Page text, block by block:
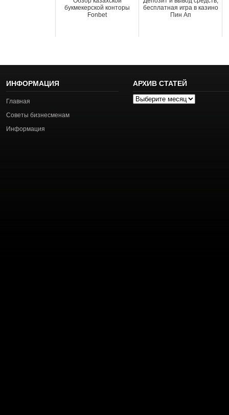
букмекерской конторы
Fonbet
бесплатная игра в казино
Пин Ап
ИНФОРМАЦИЯ
Главная
Советы бизнесменам
Информация
АРХИВ СТАТЕЙ
Архив